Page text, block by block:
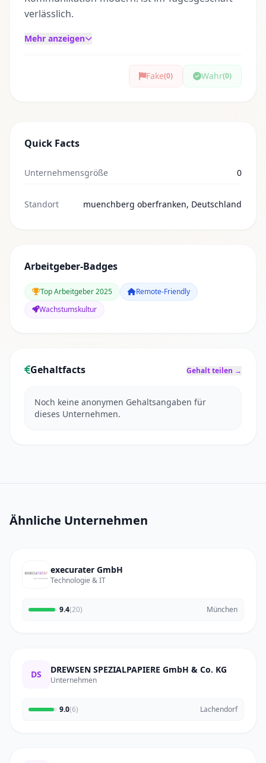
verlässlich.
Mehr anzeigen
Fake(0) Wahr(0)
Quick Facts
Unternehmensgröße 0
Standort muenchberg oberfranken, Deutschland
Arbeitgeber-Badges
Top Arbeitgeber 2025
Remote-Friendly
Wachstumskultur
Gehaltfacts Gehalt teilen →
Noch keine anonymen Gehaltsangaben für
dieses Unternehmen.
Ähnliche Unternehmen
execurater GmbH
Technologie & IT
9.4(20) München
DS DREWSEN SPEZIALPAPIERE GmbH & Co. KG
Unternehmen
9.0(6) Lachendorf